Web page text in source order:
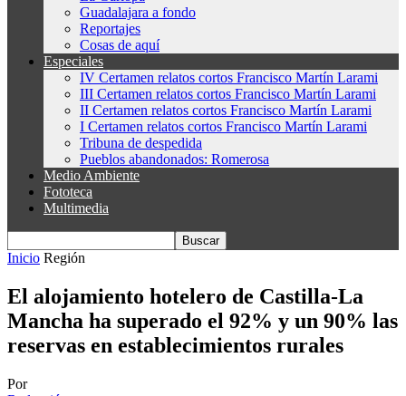
Guadalajara a fondo
Reportajes
Cosas de aquí
Especiales
IV Certamen relatos cortos Francisco Martín Larami
III Certamen relatos cortos Francisco Martín Larami
II Certamen relatos cortos Francisco Martín Larami
I Certamen relatos cortos Francisco Martín Larami
Tribuna de despedida
Pueblos abandonados: Romerosa
Medio Ambiente
Fototeca
Multimedia
Inicio Región
El alojamiento hotelero de Castilla-La
Mancha ha superado el 92% y un 90% las
reservas en establecimientos rurales
Por